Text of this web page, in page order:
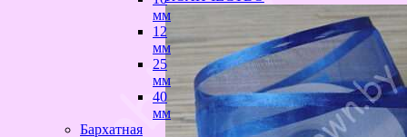
мм
12
мм
25
мм
40
мм
Бархатная